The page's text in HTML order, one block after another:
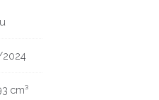
cm³